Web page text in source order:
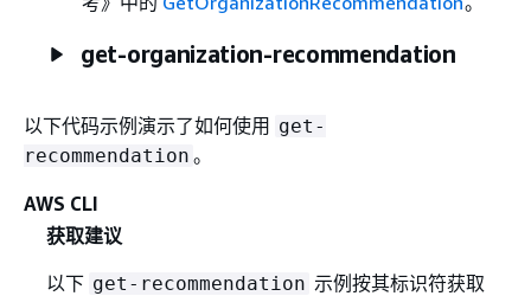
get-organization-recommendation
以下代码示例演示了如何使用 get-
recommendation 。
AWS CLI
获取建议
以下 get-recommendation 示例按其标识符获取